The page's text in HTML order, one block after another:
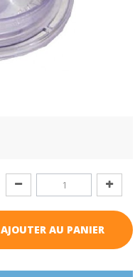
AJOUTER AU PANIER